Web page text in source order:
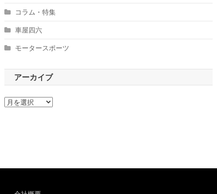
コラム・特集
車屋四六
モータースポーツ
アーカイブ
ア